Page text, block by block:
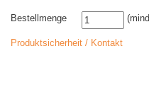
Bestellmenge
Produktsicherheit / Kontakt